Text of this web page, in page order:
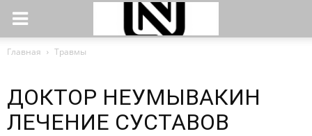
Главная Травмы
ДОКТОР НЕУМЫВАКИН
ЛЕЧЕНИЕ СУСТАВОВ